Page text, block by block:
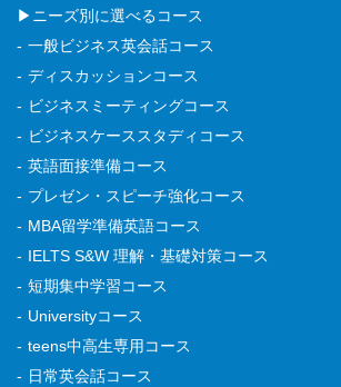
▶ニーズ別に選べるコース
一般ビジネス英会話コース
ディスカッションコース
ビジネスミーティングコース
ビジネスケーススタディコース
英語面接準備コース
プレゼン・スピーチ強化コース
MBA留学準備英語コース
IELTS S&W 理解・基礎対策コース
短期集中学習コース
Universityコース
teens中高生専用コース
日常英会話コース